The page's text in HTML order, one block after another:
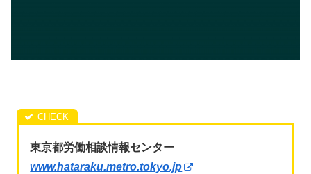
東京都労働相談情報センター
www.hataraku.metro.tokyo.jp